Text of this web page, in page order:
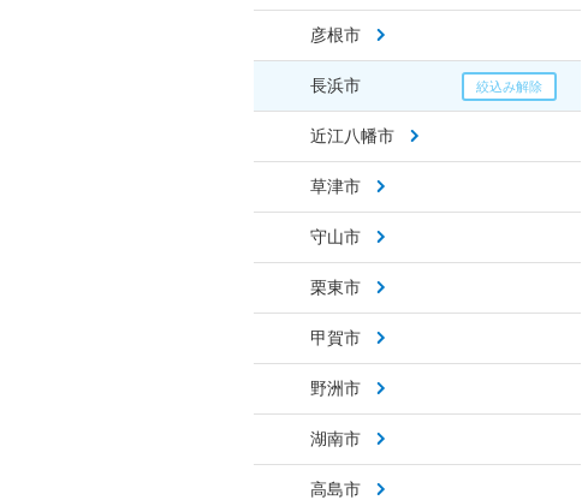
彦根市
長浜市
近江八幡市
草津市
守山市
栗東市
甲賀市
野洲市
湖南市
高島市